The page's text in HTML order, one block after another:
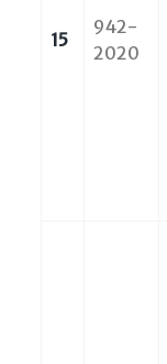
15
942-
2020